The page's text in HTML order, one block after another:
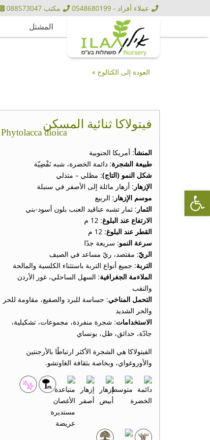
عملاء أفراد - 0548680199 مكتب 088573047
المشتل
العودة إلى الكتالوج »
فيتولاكا ثنائية المسكن
Phytolacca dioica
المنشأ: أمريكا الجنوبية
طبيعة الشجرة: دائمة الخضرة، شبه نَفْضِيّة
شكل النمو (التاج): مظلي – متدلي
الإزهار : أزهار مائلة إلى الأصفر في سنبلة
موسم الإزهار : الربيع
الثمار : ثمار تشبه عناقيد العنب بلون أسود-بني
الارتفاع عند البلوغ: 12 م
القطر عند البلوغ: 12 م
سرعة النمو: سريعة جدًا
الريّ: مقتصد، ريّ مساعد في الصيف
التربة: جميع أنواع التربة باستثناء الكلسية والمالحة
الملاءمة الجغرافية: السهل الساحلي، غور الأردن
والنقب
التحمل المناخي: حساسة للبرد والصقيع، مقاومة للحر
والحر الشديد
الاستخدامات: شجرة منفردة، مجموعات، تشكيلية،
جادّة، حدائق، ظل، بونساي
الفيتولاكا هي الشجرة الأكثر ارتباطًا بالأرجنتين
والأوروغواي، وبخاصة بثقافة الغاوتشو.
Open toolbar